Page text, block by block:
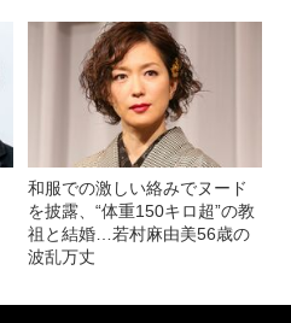
和服での激しい絡みでヌード
を披露、“体重150キロ超”の教
祖と結婚…若村麻由美56歳の
波乱万丈